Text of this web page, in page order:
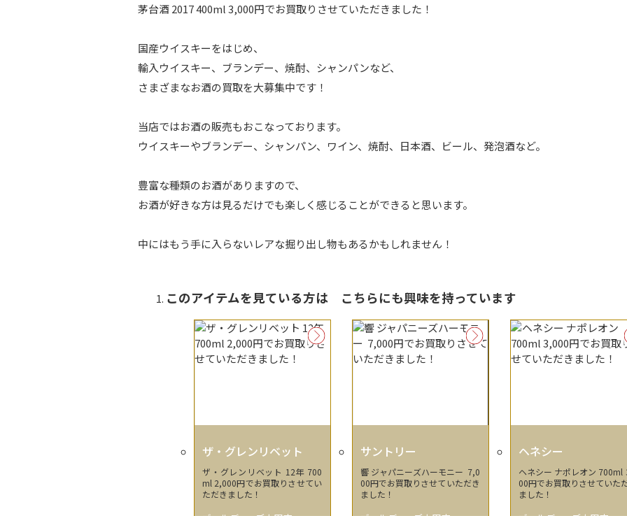
茅台酒 2017 400ml 3,000円でお買取りさせていただきました！
国産ウイスキーをはじめ、
輸入ウイスキー、ブランデー、焼酎、シャンパンなど、
さまざまなお酒の買取を大募集中です！
当店ではお酒の販売もおこなっております。
ウイスキーやブランデー、シャンパン、ワイン、焼酎、日本酒、ビール、発泡酒など。
豊富な種類のお酒がありますので、
お酒が好きな方は見るだけでも楽しく感じることができると思います。
中にはもう手に入らないレアな掘り出し物もあるかもしれません！
このアイテムを見ている方は こちらにも興味を持っています
ザ・グレンリベット
ザ・グレンリベット 12年 700
ml 2,000円でお買取りさせてい
ただきました！
サントリー
響 ジャパニーズハーモニー 7,0
00円でお買取りさせていただき
ました！
ヘネシー
ヘネシー ナポレオン 700ml
00円でお買取りさせていた
ました！